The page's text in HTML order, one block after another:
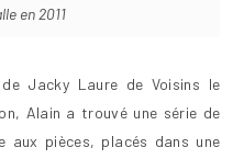
en 2011
Jacky Laure de Voisins le
Alain a trouvé une série de
aux pièces, placés dans une